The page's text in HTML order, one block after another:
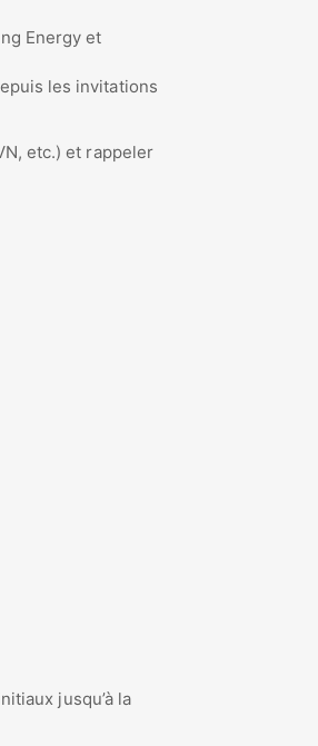
Energy et
les invitations
etc.) et rappeler
jusqu’à la